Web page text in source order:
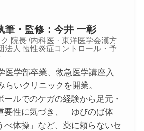
筆・監修：今井 一彰
院長 /内科医・東洋医学会漢方
法人 慢性炎症コントロール・予
医学部卒業、救急医学講座入
らいクリニックを開業。
ールでのケガの経験から足元・
要性に気づき、「ゆびのば体
べ体操」など、薬に頼らないセ